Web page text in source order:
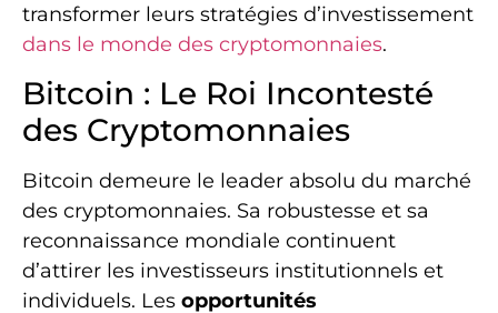
transformer leurs stratégies d’investissement
dans le monde des cryptomonnaies.
Bitcoin : Le Roi Incontesté
des Cryptomonnaies
Bitcoin demeure le leader absolu du marché
des cryptomonnaies. Sa robustesse et sa
reconnaissance mondiale continuent
d’attirer les investisseurs institutionnels et
individuels. Les opportunités